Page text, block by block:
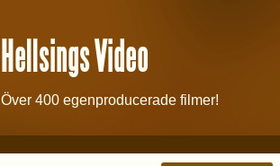
Hellsings Video
Över 400 egenproducerade filmer!